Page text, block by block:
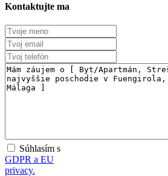
Kontaktujte ma
Súhlasím s
GDPR a EU
privacy.